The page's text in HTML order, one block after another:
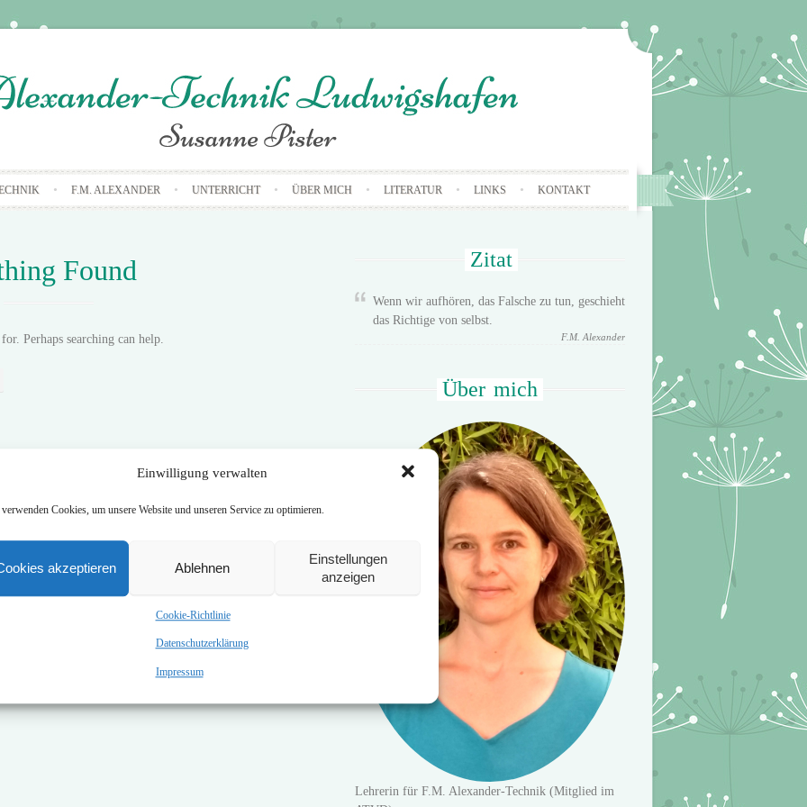
Einwilligung verwalten
Cookies, um unsere Website und unseren Service zu optimieren.
akzeptieren Ablehnen
Einstellungen
anzeigen
Cookie-Richtlinie
Datenschutzerklärung
Impressum
to
F.M. ALEXANDER UNTERRICHT ÜBER MICH LITERATUR LINKS KONTAKT
Found
Perhaps searching can help.
Zitat
Wenn wir aufhören, das Falsche zu tun, geschieht
das Richtige von selbst.
F.M. Alexander
Über mich
Lehrerin für F.M. Alexander-Technik (Mitglied im